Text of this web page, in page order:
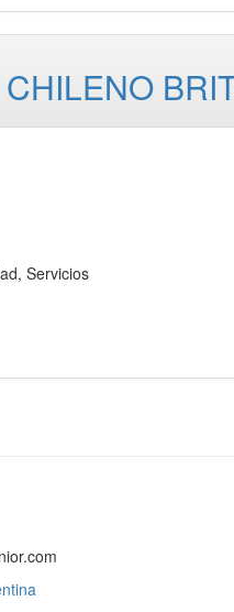
Servicios